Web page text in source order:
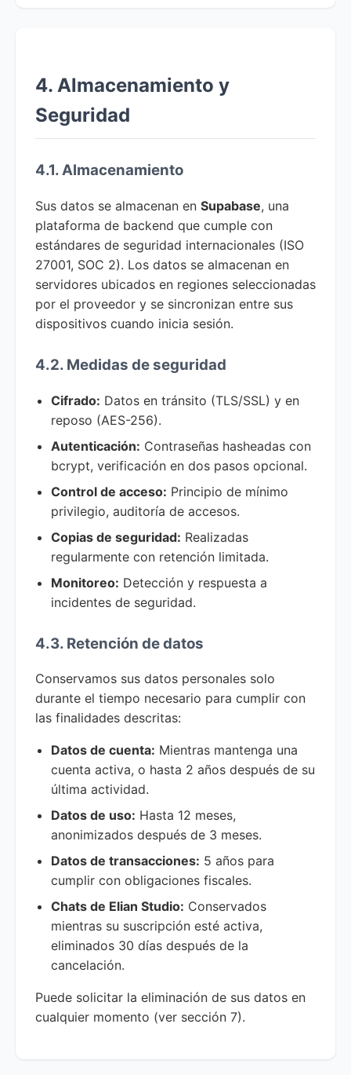
4. Almacenamiento y
Seguridad
4.1. Almacenamiento
Sus datos se almacenan en Supabase, una
plataforma de backend que cumple con
estándares de seguridad internacionales (ISO
27001, SOC 2). Los datos se almacenan en
servidores ubicados en regiones seleccionadas
por el proveedor y se sincronizan entre sus
dispositivos cuando inicia sesión.
4.2. Medidas de seguridad
Cifrado: Datos en tránsito (TLS/SSL) y en
reposo (AES-256).
Autenticación: Contraseñas hasheadas con
bcrypt, verificación en dos pasos opcional.
Control de acceso: Principio de mínimo
privilegio, auditoría de accesos.
Copias de seguridad: Realizadas
regularmente con retención limitada.
Monitoreo: Detección y respuesta a
incidentes de seguridad.
4.3. Retención de datos
Conservamos sus datos personales solo
durante el tiempo necesario para cumplir con
las finalidades descritas:
Datos de cuenta: Mientras mantenga una
cuenta activa, o hasta 2 años después de su
última actividad.
Datos de uso: Hasta 12 meses,
anonimizados después de 3 meses.
Datos de transacciones: 5 años para
cumplir con obligaciones fiscales.
Chats de Elian Studio: Conservados
mientras su suscripción esté activa,
eliminados 30 días después de la
cancelación.
Puede solicitar la eliminación de sus datos en
cualquier momento (ver sección 7).